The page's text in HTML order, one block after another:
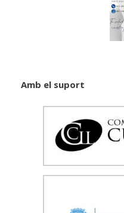
Amb el suport